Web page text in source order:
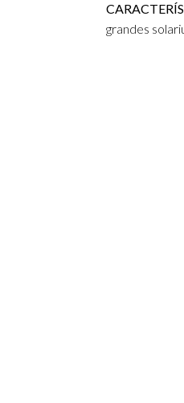
grandes